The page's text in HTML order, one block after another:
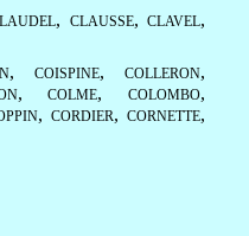
, CLAUSSE,CLAVEL,
, COISPINE,COLLERON,
,COLME,COLOMBO,
,CORDIER,CORNETTE,